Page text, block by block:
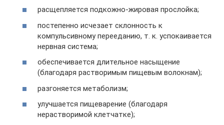
расщепляется подкожно-жировая прослойка;
постепенно исчезает склонность к
компульсивному перееданию, т. к. успокаивается
нервная система;
обеспечивается длительное насыщение
(благодаря растворимым пищевым волокнам);
разгоняется метаболизм;
улучшается пищеварение (благодаря
нерастворимой клетчатке);